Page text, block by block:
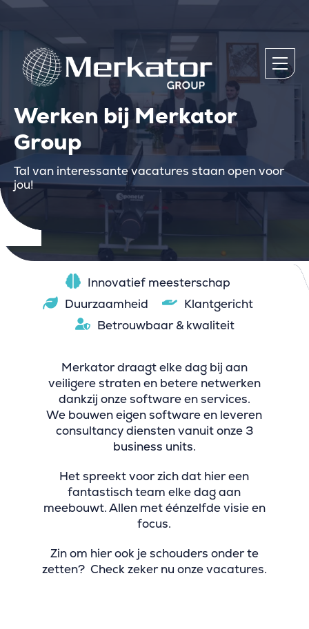
Werken bij Merkator
Group
Tal van interessante vacatures staan open voor
jou!
Innovatief meesterschap
Duurzaamheid
Klantgericht
Betrouwbaar & kwaliteit
Merkator draagt elke dag bij aan
veiligere straten en betere netwerken
dankzij onze software en services.
We bouwen eigen software en leveren
consultancy diensten vanuit onze 3
business units.
Het spreekt voor zich dat hier een
fantastisch team elke dag aan
meebouwt. Allen met éénzelfde visie en
focus.
Zin om hier ook je schouders onder te
zetten? Check zeker nu onze vacatures.